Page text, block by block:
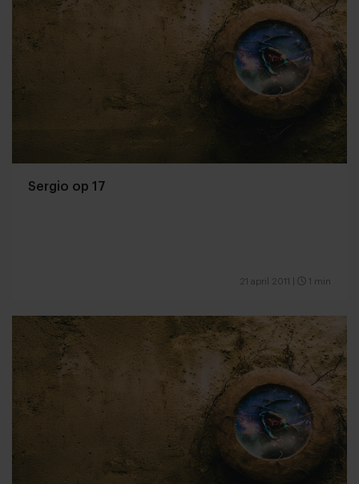
Sergio op 17
21 april 2011 1 min